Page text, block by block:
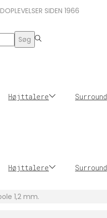
SIDEN 1966
Søg
Højttalere Surround
Højttalere Surround
1,2 mm.